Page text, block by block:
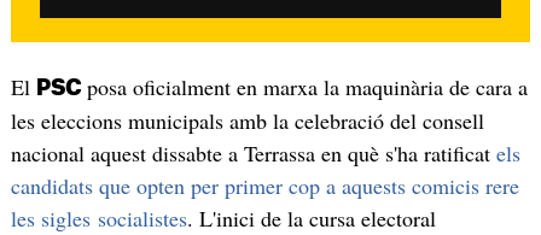
El PSC posa oficialment en marxa la maquinària de cara a
les eleccions municipals amb la celebració del consell
nacional aquest dissabte a Terrassa en què s'ha ratificatels
candidats que opten per primer cop a aquests comicis rere
les sigles socialistes. L'inici de la cursa electoral